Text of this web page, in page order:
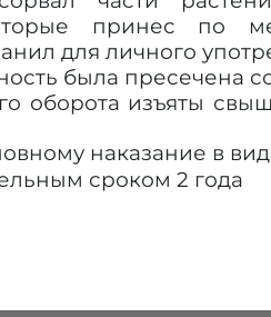
принес по
для личного
была пресечена
оборота изъяты
наказание в
сроком 2 года